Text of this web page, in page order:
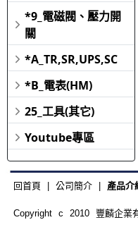
*9_電磁閥、壓力開
關
*A_TR,SR,UPS,SC
*B_電表(HM)
25_工具(其它)
Youtube專區
回首頁 公司簡介| 產品介
Copyright c 2010 豐麟企業